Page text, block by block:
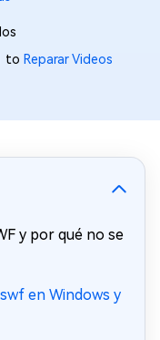
to Reparar Videos
y por qué no se
en Windows y